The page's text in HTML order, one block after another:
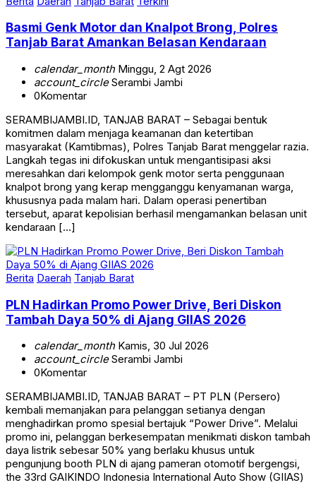
Tanjab Barat Amankan Belasan Kendaraan
account_circleSerambi Jambi
0Komentar
komitmen dalam menjaga keamanan dan ketertiban
masyarakat (Kamtibmas), Polres Tanjab Barat menggelar razia.
Langkah tegas ini difokuskan untuk mengantisipasi aksi
meresahkan dari kelompok genk motor serta penggunaan
knalpot brong yang kerap mengganggu kenyamanan warga,
khususnya pada malam hari. Dalam operasi penertiban
tersebut, aparat kepolisian berhasil mengamankan belasan unit
kendaraan […]
Berita Daerah Tanjab Barat
Tambah Daya 50% di Ajang GIIAS 2026
account_circleSerambi Jambi
0Komentar
kembali memanjakan para pelanggan setianya dengan
menghadirkan promo spesial bertajuk “Power Drive”. Melalui
promo ini, pelanggan berkesempatan menikmati diskon tambah
daya listrik sebesar 50% yang berlaku khusus untuk
pengunjung booth PLN di ajang pameran otomotif bergengsi,
the 33rd GAIKINDO Indonesia International Auto Show (GIIAS)
di ICE – BSD […]